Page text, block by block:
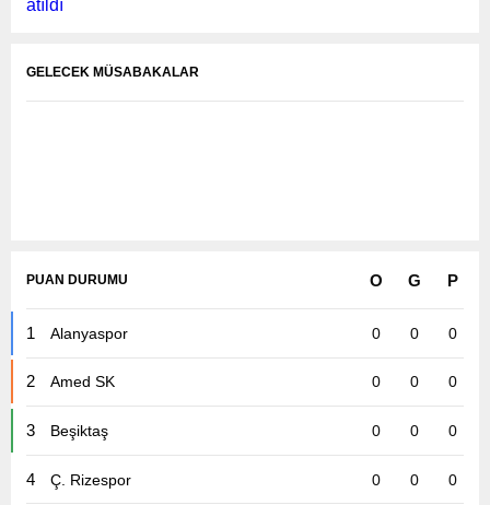
GELECEK MÜSABAKALAR
PUAN DURUMU O G P
1 Alanyaspor 0 0 0
2 Amed SK 0 0 0
3 Beşiktaş 0 0 0
4 Ç. Rizespor 0 0 0